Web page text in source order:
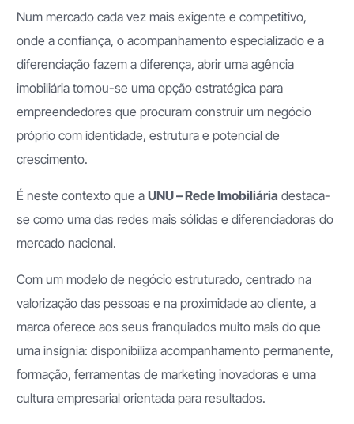
Num mercado cada vez mais exigente e competitivo,
onde a confiança, o acompanhamento especializado e a
diferenciação fazem a diferença, abrir uma agência
imobiliária tornou-se uma opção estratégica para
empreendedores que procuram construir um negócio
próprio com identidade, estrutura e potencial de
crescimento.
É neste contexto que aUNU – Rede Imobiliária destaca-
se como uma das redes mais sólidas e diferenciadoras do
mercado nacional.
Com um modelo de negócio estruturado, centrado na
valorização das pessoas e na proximidade ao cliente, a
marca oferece aos seus franquiados muito mais do que
uma insígnia: disponibiliza acompanhamento permanente,
formação, ferramentas de marketing inovadoras e uma
cultura empresarial orientada para resultados.